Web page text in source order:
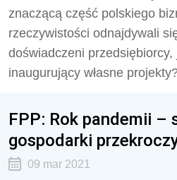
znaczącą część polskiego
rzeczywistości odnajdywali
doświadczeni przedsiębiorcy,
inaugurujący własne
FPP: Rok pandemii –
gospodarki
09 mar 2021